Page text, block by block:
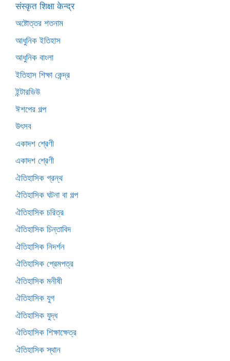
संस्कृत शिक्षा केन्द्र
অষ্টোত্তর শতনাম
আধুনিক ইতিহাস
আধুনিক বাংলা
ইতিহাস শিক্ষা কেন্দ্র
ইন্টারভিউ
ঈশপের গল্প
উৎসব
একাদশ শ্রেণী
একাদশ শ্রেণী
ঐতিহাসিক গ্রন্থ
ঐতিহাসিক ঘটনা বা গল্প
ঐতিহাসিক চরিত্র
ঐতিহাসিক চিন্তাবিদ
ঐতিহাসিক নিদর্শন
ঐতিহাসিক প্রেমপত্র
ঐতিহাসিক মনীষী
ঐতিহাসিক যুগ
ঐতিহাসিক যুদ্ধ
ঐতিহাসিক শিক্ষাক্ষেত্র
ঐতিহাসিক স্থান